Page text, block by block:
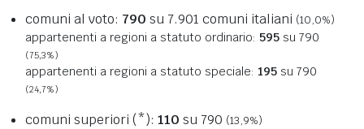
comuni al voto: 790 su 7.901 comuni italiani (10,0%)
appartenenti a regioni a statuto ordinario: 595 su 790
(75,3%)
appartenenti a regioni a statuto speciale: 195 su 790
(24,7%)
comuni superiori (*): 110 su 790 (13,9%)